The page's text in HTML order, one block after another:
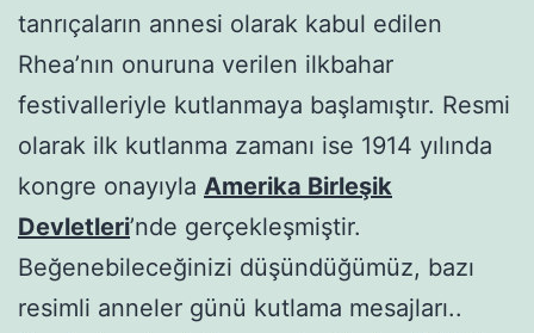
tanrıçaların annesi olarak kabul edilen
Rhea’nın onuruna verilen ilkbahar
festivalleriyle kutlanmaya başlamıştır. Resmi
olarak ilk kutlanma zamanı ise 1914 yılında
kongre onayıyla Amerika Birleşik
Devletleri’nde gerçekleşmiştir.
aduzav
aduzav
Beğenebileceğinizi düşündüğümüz, bazı
resimli anneler günü kutlama mesajları..